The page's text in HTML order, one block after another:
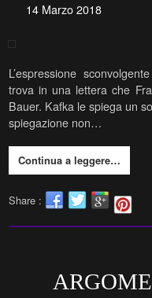
14 Marzo 2018
L’espressione
trova in una lettera che
Bauer. Kafka le spiega un
spiegazione non…
Continua a leggere…
Share :